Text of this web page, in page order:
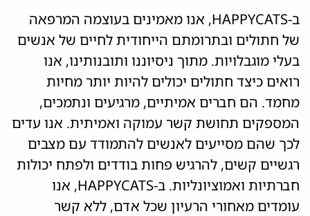
ב-HAPPYCATS, אנו מאמינים בעוצמה המרפאה
של חתולים ובתרומתם הייחודית לחיים של אנשים
בעלי מוגבלויות. מתוך ניסיוננו ותובנותינו, אנו
רואים כיצד חתולים יכולים להיות יותר מחיות
מחמד. הם חברים אמיתיים, מרגיעים ונתמכים,
המספקים תחושת קשר עמוקה ואמיתית. אנו עדים
לכך שהם מסייעים לאנשים להתמודד עם מצבים
רגשיים קשים, להרגיש פחות בודדים ולפתח יכולות
חברתיות ואמוציונליות. ב-HAPPYCATS, אנו
עומדים מאחורי הרעיון שכל אדם, ללא קשר